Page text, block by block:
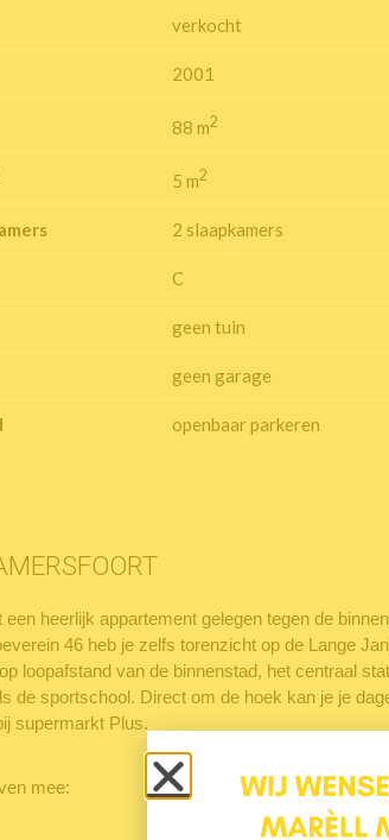
verkocht
2001
88 m2
5 m2
2 slaapkamers
C
geen tuin
geen garage
openbaar parkeren
een heerlijk appartement gelegen tegen de
46 heb je zelfs torenzicht op de Lange
loopafstand van de binnenstad, het centraal
de sportschool. Direct om de hoek kan je je
supermarkt Plus.
mee: